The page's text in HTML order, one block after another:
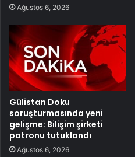
Ağustos 6, 2026
Gülistan Doku
soruşturmasında yeni
gelişme: Bilişim şirketi
patronu tutuklandı
Ağustos 6, 2026